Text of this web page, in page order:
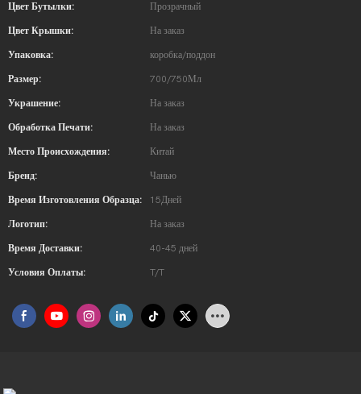
Цвет Бутылки: Прозрачный
Цвет Крышки: На заказ
Упаковка: коробка/поддон
Размер: 700/750Мл
Украшение: На заказ
Обработка Печати: На заказ
Место Происхождения: Китай
Бренд: Чанью
Время Изготовления Образца: 15Дней
Логотип: На заказ
Время Доставки: 40-45 дней
Условия Оплаты: T/T